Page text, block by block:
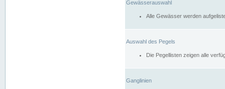
Gewässerauswahl
Alle Gewässer werden
Auswahl des Pegels
Die Pegellisten zeigen alle
Ganglinien